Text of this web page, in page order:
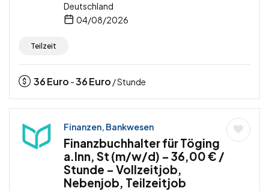
Deutschland
04/08/2026
Teilzeit
36Euro -36Euro / Stunde
Finanzen, Bankwesen
Finanzbuchhalter für Töging
a.Inn, St (m/w/d) – 36,00 € /
Stunde – Vollzeitjob,
Nebenjob, Teilzeitjob